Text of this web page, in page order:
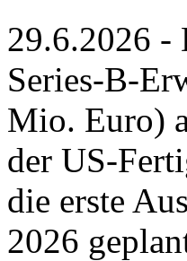
29.6.2026 -
Series-B-
Mio. Euro)
der US-
die erste
2026